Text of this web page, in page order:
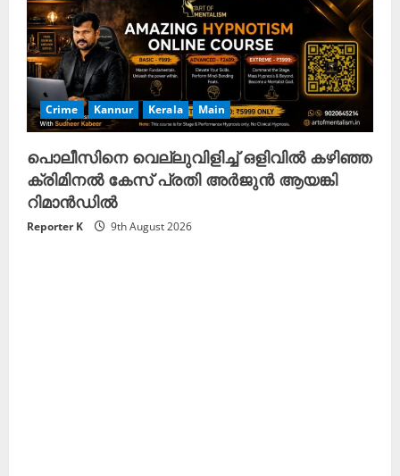
Crime Kannur Kerala Main
പൊലീസിനെ വെല്ലുവിളിച്ച് ഒളിവിൽ കഴിഞ്ഞ
ക്രിമിനൽ കേസ് പ്രതി അർജുൻ ആയങ്കി
റിമാൻഡിൽ
Reporter K 9th August 2026